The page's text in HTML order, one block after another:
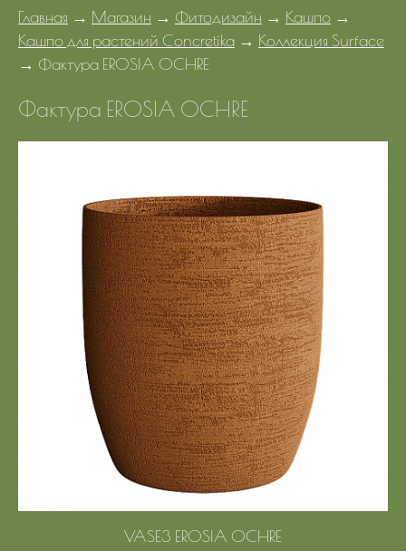
Главная → Магазин → Фитодизайн → Кашпо →
Кашпо для растений Concretika → Коллекция Surface
→ Фактура EROSIA OCHRE
Фактура EROSIA OCHRE
VASE3 EROSIA OCHRE